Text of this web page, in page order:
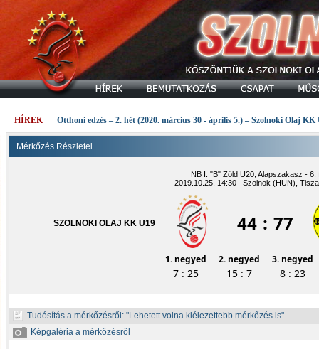
HÍREK Otthoni edzés – 2. hét (2020. március 30 - április 5.) – Szolnoki Olaj KK
Mérkőzés Részletei
NB I. "B" Zöld U20, Alapszakasz - 6.
2019.10.25. 14:30 Szolnok (HUN),
SZOLNOKI OLAJ KK U19 44 : 77
1. negyed 2. negyed 3. negyed
7 : 25 15 : 7 8 : 23
Tudósítás a mérkőzésről:
Lehetett volna kiélezettebb mérkőzés is
Képgaléria a mérkőzésről